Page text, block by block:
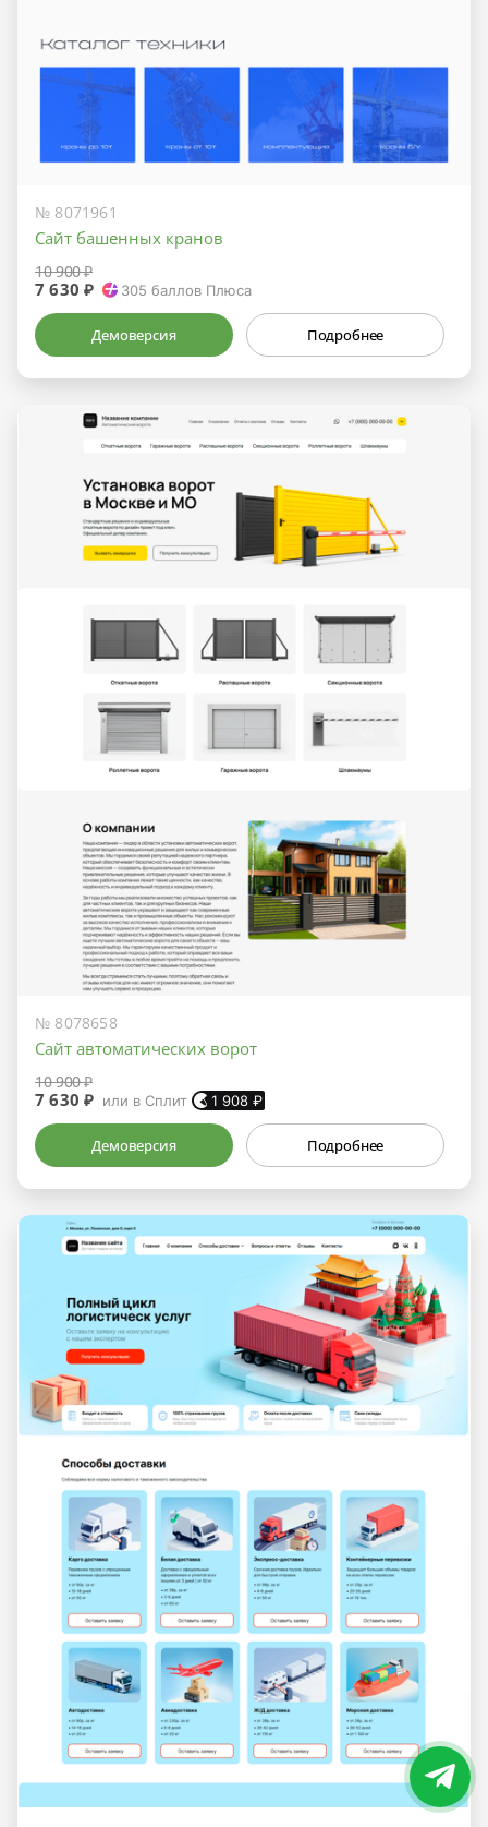
№ 8071961
Сайт башенных кранов
10 900 ₽
7 630 ₽ 305 баллов Плюса
Демоверсия Подробнее
№ 8078658
Сайт автоматических ворот
10 900 ₽
7 630 ₽ или в Сплит 1 908 ₽
Демоверсия Подробнее